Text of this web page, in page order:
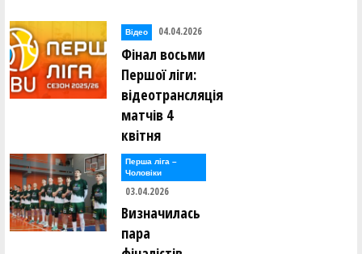
Сергій Тисленко ()
Петро Ткачук ()
Віталій Чернега ()
Лариса Шабанова ()
Відео 04.04.2026
Фінал восьми
Першої ліги:
відеотрансляція
матчів 4
квітня
Перша лiга –
Чоловiки
03.04.2026
Визначилась
пара